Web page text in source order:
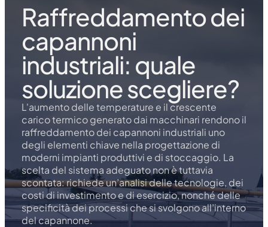
Raffreddamento dei
capannoni
industriali: quale
soluzione scegliere?
L'aumento delle temperature e il crescente
carico termico generato dai macchinari rendono il
raffreddamento dei capannoni industriali uno
degli elementi chiave nella progettazione di
moderni impianti produttivi e di stoccaggio. La
scelta del sistema adeguato non è tuttavia
scontata: richiede un’analisi delle tecnologie, dei
costi di investimento e di esercizio, nonché delle
specificità dei processi che si svolgono all’interno
del capannone.